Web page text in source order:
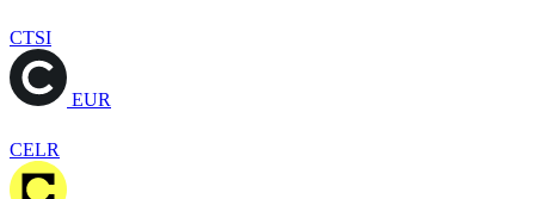
CTSI
EUR
CELR